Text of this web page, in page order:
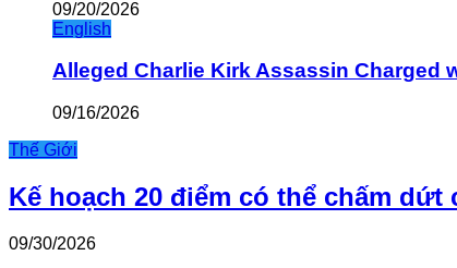
09/20/2026
English
Alleged Charlie Kirk Assassin Charged
09/16/2026
Thế Giới
Kế hoạch 20 điểm có thể chấm
09/30/2026